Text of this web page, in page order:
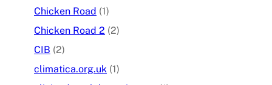
Chicken Road (1)
Chicken Road 2 (2)
CIB (2)
climatica.org.uk (1)